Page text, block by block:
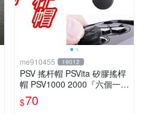
me910455 19012
PSV 搖杆帽 PSVita 矽膠搖桿
帽 PSV1000 2000『六個一
組』六道輪迴 按鍵套 保護套
搖桿帽 有現貨
$70